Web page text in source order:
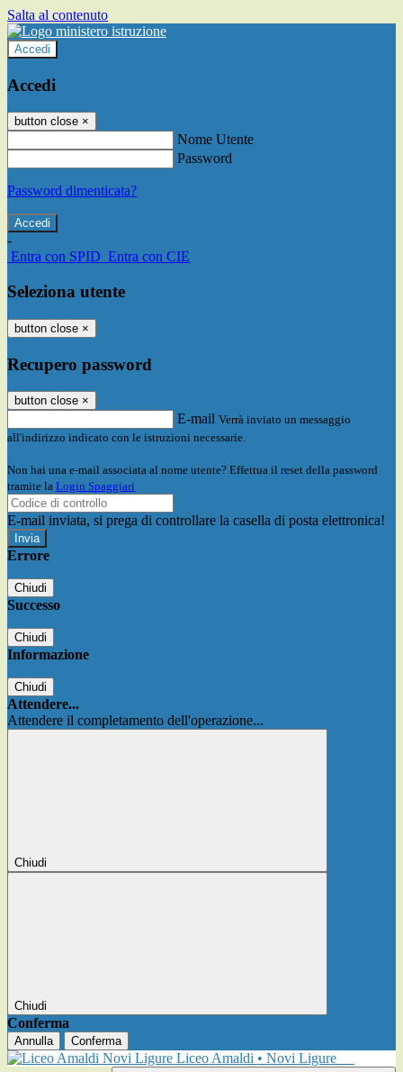
Salta al contenuto
Accedi
Accedi
button close ×
Nome Utente
Password
Password dimenticata?
-
Entra con SPID Entra con CIE
Seleziona utente
button close ×
Recupero password
button close ×
E-mail Verrà inviato un messaggio
all'indirizzo indicato con le istruzioni necessarie.
Non hai una e-mail associata al nome utente? Effettua il reset della password
tramite la Login Spaggiari
E-mail inviata, si prega di controllare la casella di posta elettronica!
Errore
Chiudi
Successo
Chiudi
Informazione
Chiudi
Attendere...
Attendere il completamento dell'operazione...
Chiudi
Chiudi
Conferma
Annulla Conferma
Liceo Amaldi • Novi Ligure